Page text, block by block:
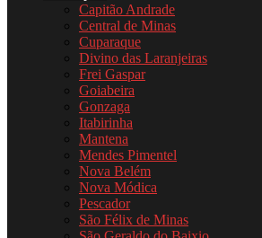
Capitão Andrade
Central de Minas
Cuparaque
Divino das Laranjeiras
Frei Gaspar
Goiabeira
Gonzaga
Itabirinha
Mantena
Mendes Pimentel
Nova Belém
Nova Módica
Pescador
São Félix de Minas